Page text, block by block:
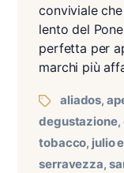
conviviale
lento del
perfetta per
marchi più
aliados,
degustazione,
tobacco, julio
serravezza,